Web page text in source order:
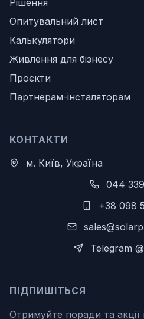
Опитувальний лист
Калькулятори
Живлення для бізнесу
Проєкти
Партнерам-інсталяторам
КОНТАКТИ
м. Київ, Україна
044
+38 098
Telegram
ПІДПИШІТЬСЯ
Отримуйте поради та